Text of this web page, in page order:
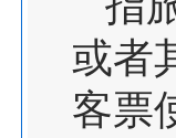
或者
客票